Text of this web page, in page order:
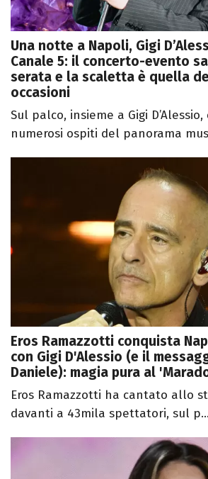
Una notte a Napoli, Gigi
Canale 5: il concerto-evento
serata e la scaletta è quella
occasioni
Sul palco, insieme a Gigi
numerosi ospiti del panorama
Eros Ramazzotti conquista
con Gigi D'Alessio (e il
Daniele): magia pura al
Eros Ramazzotti ha cantato allo
davanti a 43mila spettatori, sul p...